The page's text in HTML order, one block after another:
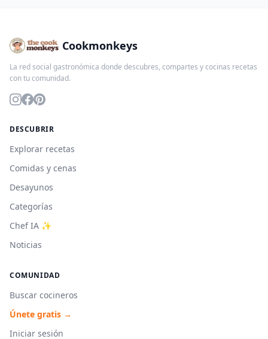
Cookmonkeys
La red social gastronómica donde descubres, compartes y cocinas recetas
con tu comunidad.
DESCUBRIR
Explorar recetas
Comidas y cenas
Desayunos
Categorías
Chef IA ✨
Noticias
COMUNIDAD
Buscar cocineros
Únete gratis →
Iniciar sesión